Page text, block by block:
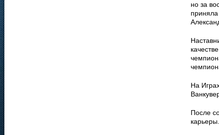
но за
На
После